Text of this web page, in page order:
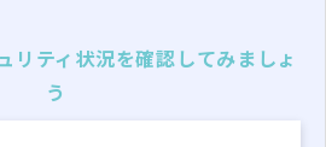
リティ状況を確認してみましょ
う